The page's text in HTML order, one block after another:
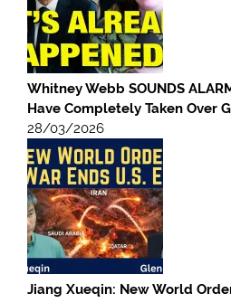
Whitney Webb SOUNDS
Have Completely Taken Over
28/03/2026
Jiang Xueqin: New World